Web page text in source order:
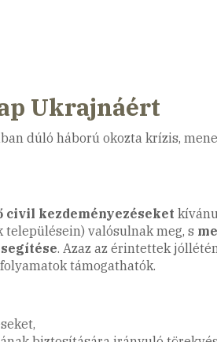
Ukrajnáért
dúló háború okozta krízis,
civil kezdeményezéseket
településein) valósulnak meg, s
. Azaz az érintettek
támogathatók.